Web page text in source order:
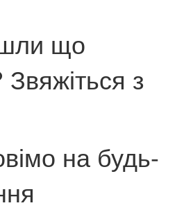
що
з
на будь-